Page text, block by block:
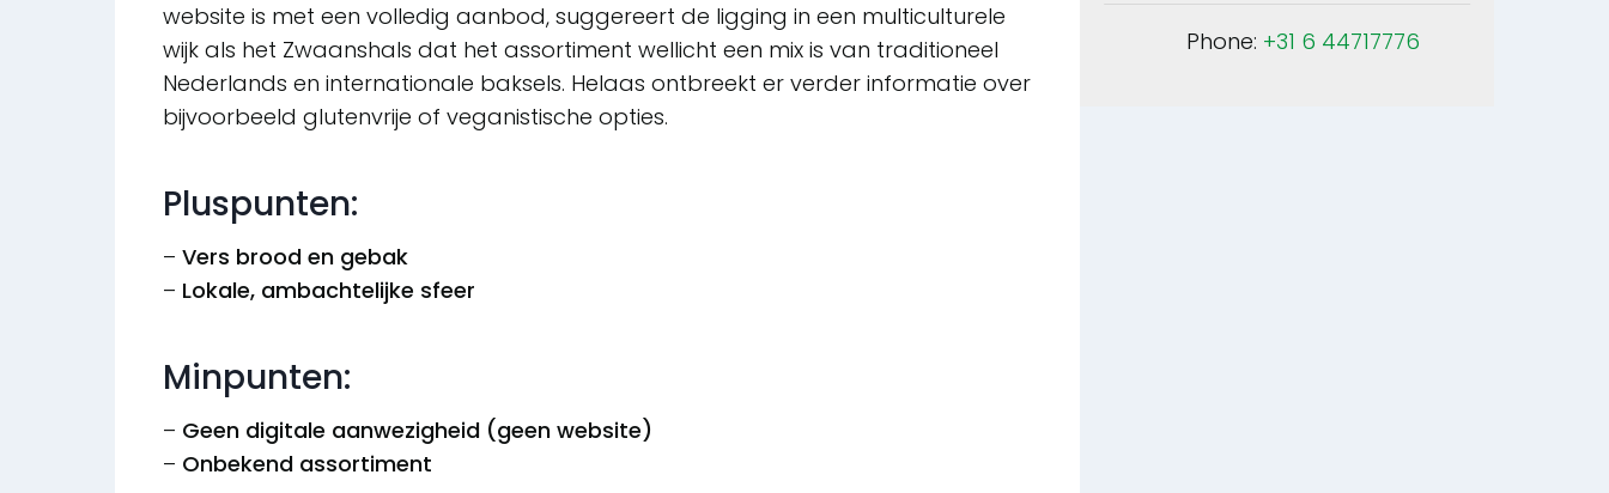
website is met een volledig aanbod, suggereert de ligging in een multiculturele
wijk als het Zwaanshals dat het assortiment wellicht een mix is van traditioneel
Nederlands en internationale baksels. Helaas ontbreekt er verder informatie over
bijvoorbeeld glutenvrije of veganistische opties.
Pluspunten:
– Vers brood en gebak
– Lokale, ambachtelijke sfeer
Minpunten:
– Geen digitale aanwezigheid (geen website)
– Onbekend assortiment
Phone: +31 6 44717776